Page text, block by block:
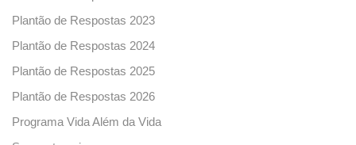
Plantão de Respostas 2023
Plantão de Respostas 2024
Plantão de Respostas 2025
Plantão de Respostas 2026
Programa Vida Além da Vida